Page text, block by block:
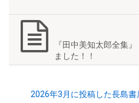
『田中美知太郎全集
ました！！
2026年3月に投稿した長島